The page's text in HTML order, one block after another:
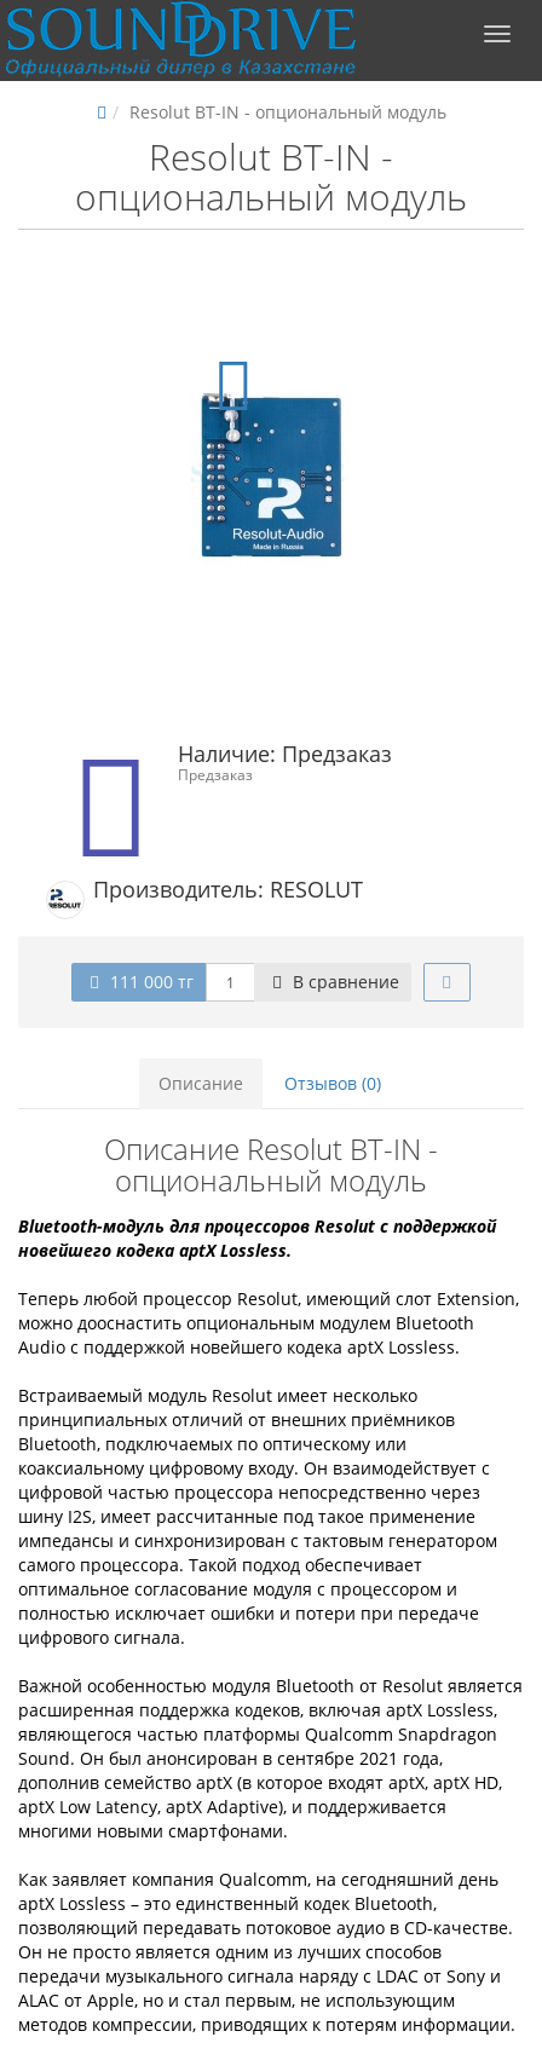
Resolut BT-IN - oпциональный модуль
Resolut BT-IN -
oпциональный модуль
Наличие: Предзаказ
Предзаказ
Производитель: RESOLUT
111 000 тг В сравнение
Описание Отзывов (0)
Описание Resolut BT-IN -
oпциональный модуль
Bluetooth-модуль для процессоров Resolut с поддержкой
новейшего кодека aptX Lossless.
Теперь любой процессор Resolut, имеющий слот Extension,
можно дооснастить опциональным модулем Bluetooth
Audio с поддержкой новейшего кодека aptX Lossless.
Встраиваемый модуль Resolut имеет несколько
принципиальных отличий от внешних приёмников
Bluetooth, подключаемых по оптическому или
коаксиальному цифровому входу. Он взаимодействует с
цифровой частью процессора непосредственно через
шину I2S, имеет рассчитанные под такое применение
импедансы и синхронизирован с тактовым генератором
самого процессора. Такой подход обеспечивает
оптимальное согласование модуля с процессором и
полностью исключает ошибки и потери при передаче
цифрового сигнала.
Важной особенностью модуля Bluetooth от Resolut является
расширенная поддержка кодеков, включая aptX Lossless,
являющегося частью платформы Qualcomm Snapdragon
Sound. Он был анонсирован в сентябре 2021 года,
дополнив семейство aptX (в которое входят aptX, aptX HD,
aptX Low Latency, aptX Adaptive), и поддерживается
многими новыми смартфонами.
Как заявляет компания Qualcomm, на сегодняшний день
aptX Lossless – это единственный кодек Bluetooth,
позволяющий передавать потоковое аудио в CD-качестве.
Он не просто является одним из лучших способов
передачи музыкального сигнала наряду с LDAC от Sony и
ALAC от Apple, но и стал первым, не использующим
методов компрессии, приводящих к потерям информации.